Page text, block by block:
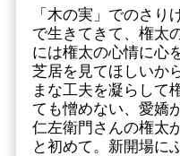
「木の実」でのさり
で生きてきて、権
には権太の心情に心
芝居を見てほしいか
まな工夫を凝らして
ても憎めない、愛嬌
仁左衛門さんの権太
と初めて。新開場に